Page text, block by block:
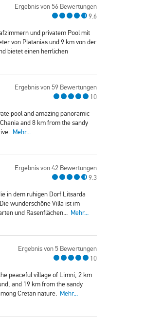
Ergebnis von 56 Bewertungen
9.6
und privatem Pool mit
von Platanias und 9 km von der
bietet einen herrlichen
Ergebnis von 59 Bewertungen
10
pool and amazing panoramic
and 8 km from the sandy
Mehr...
Ergebnis von 42 Bewertungen
9.3
in dem ruhigen Dorf Litsarda
wunderschöne Villa ist im
und Rasenflächen... Mehr...
Ergebnis von 5 Bewertungen
10
peaceful village of Limni, 2 km
and 19 km from the sandy
Cretan nature. Mehr...